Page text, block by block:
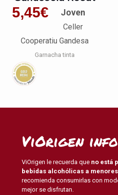
5,45€ Joven
Celler
Cooperatiu Gandesa
Garnacha tinta
ViOrigen
ViOrigen le recuerda que no está
bebidas alcohólicas a menores
recomienda consumirlas con
mejor se disfrutan.